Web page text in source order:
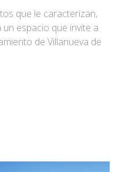
que le caracterizan,
espacio que invite a
de Villanueva de